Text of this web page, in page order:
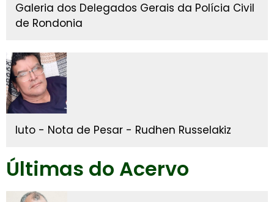
Galeria dos Delegados Gerais da Polícia Civil
de Rondonia
luto - Nota de Pesar - Rudhen Russelakiz
Últimas do Acervo